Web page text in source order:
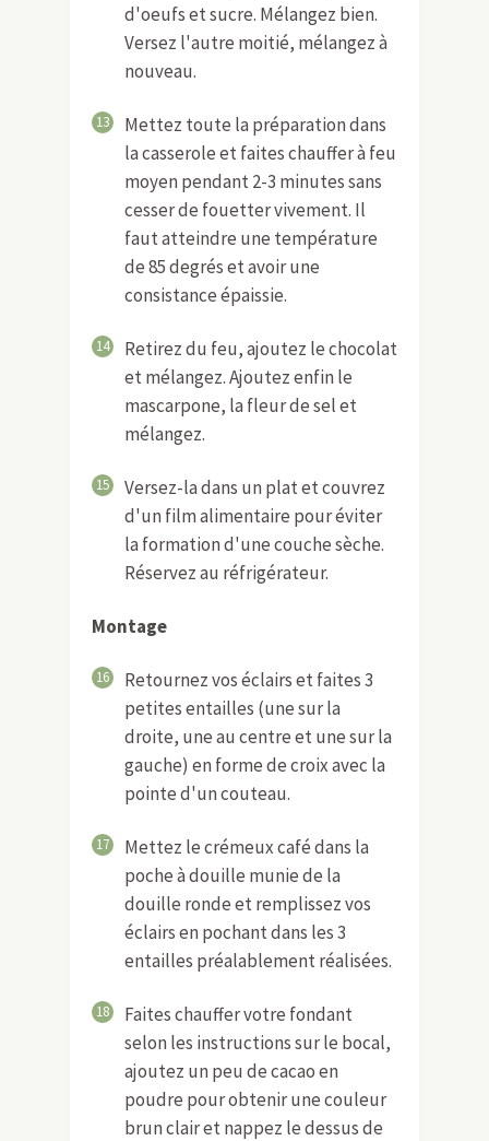
d'oeufs et sucre. Mélangez bien.
Versez l'autre moitié, mélangez à
nouveau.
13
Mettez toute la préparation dans
la casserole et faites chauffer à feu
moyen pendant 2-3 minutes sans
cesser de fouetter vivement. Il
faut atteindre une température
de 85 degrés et avoir une
consistance épaissie.
14
Retirez du feu, ajoutez le chocolat
et mélangez. Ajoutez enfin le
mascarpone, la fleur de sel et
mélangez.
15
Versez-la dans un plat et couvrez
d'un film alimentaire pour éviter
la formation d'une couche sèche.
Réservez au réfrigérateur.
Montage
16
Retournez vos éclairs et faites 3
petites entailles (une sur la
droite, une au centre et une sur la
gauche) en forme de croix avec la
pointe d'un couteau.
17
Mettez le crémeux café dans la
poche à douille munie de la
douille ronde et remplissez vos
éclairs en pochant dans les 3
entailles préalablement réalisées.
18
Faites chauffer votre fondant
selon les instructions sur le bocal,
ajoutez un peu de cacao en
poudre pour obtenir une couleur
brun clair et nappez le dessus de